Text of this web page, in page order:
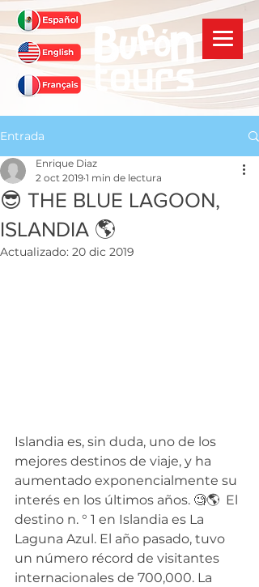
Entrada
😎 THE BLUE LAGOON,
ISLANDIA 🌎
Enrique Diaz
2 oct 2019 1 min de lectura
Actualizado: 20 dic 2019
Islandia es, sin duda, uno de los
mejores destinos de viaje, y ha
aumentado exponencialmente su
interés en los últimos años. 🧐🌎  El
destino n. ° 1 en Islandia es La
Laguna Azul. El año pasado, tuvo
un número récord de visitantes
internacionales de 700,000. La